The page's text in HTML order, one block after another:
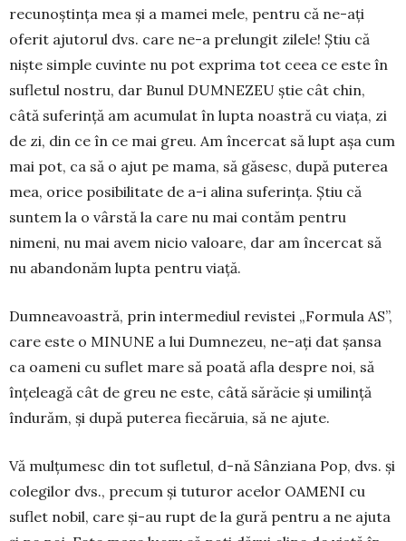
recunoștința mea și a mamei mele, pentru că ne-ați
oferit ajutorul dvs. care ne-a prelungit zilele! Știu că
niște simple cu­vinte nu pot exprima tot ceea ce este în
sufletul nostru, dar Bunul DUMNEZEU știe cât chin,
câtă suferință am acumulat în lupta noastră cu viața, zi
de zi, din ce în ce mai greu. Am încercat să lupt așa cum
mai pot, ca să o ajut pe mama, să găsesc, după puterea
mea, orice posibilitate de a-i alina suferința. Știu că
suntem la o vârstă la care nu mai contăm pentru
nimeni, nu mai avem nicio valoare, dar am încercat să
nu aban­donăm lupta pentru viață.
Dumneavoastră, prin intermediul revistei „For­mula AS”,
care este o MINUNE a lui Dum­nezeu, ne-ați dat șansa
ca oameni cu suflet mare să poată afla despre noi, să
înțeleagă cât de greu ne este, câtă sărăcie și umi­lință
îndurăm, și după puterea fiecă­ruia, să ne ajute.
Vă mulțumesc din tot sufletul, d-nă Sânziana Pop, dvs. și
cole­gilor dvs., precum și tuturor acelor OAMENI cu
suflet nobil, care și-au rupt de la gură pentru a ne ajuta